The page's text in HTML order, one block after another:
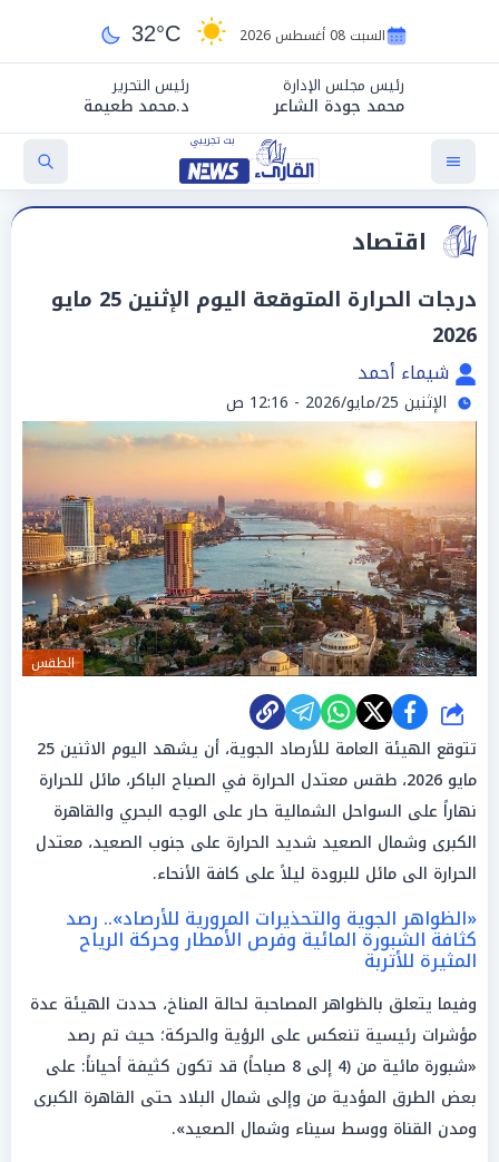
السبت 08 أغسطس 2026 32°C
رئيس مجلس الإدارة
محمد جودة الشاعر
رئيس التحرير
د.محمد طعيمة
اقتصاد
درجات الحرارة المتوقعة اليوم الإثنين 25 مايو
2026
شيماء أحمد
الإثنين 25/مايو/2026 - 12:16 ص
الطقس
شارك
تتوقع الهيئة العامة للأرصاد الجوية، أن يشهد اليوم الاثنين 25
مايو 2026، طقس معتدل الحرارة في الصباح الباكر، مائل للحرارة
نهاراً على السواحل الشمالية حار على الوجه البحري والقاهرة
الكبرى وشمال الصعيد شديد الحرارة على جنوب الصعيد، معتدل
الحرارة الى مائل للبرودة ليلاً على كافة الأنحاء.
«الظواهر الجوية والتحذيرات المرورية للأرصاد».. رصد
كثافة الشبورة المائية وفرص الأمطار وحركة الرياح
المثيرة للأتربة
وفيما يتعلق بالظواهر المصاحبة لحالة المناخ، حددت الهيئة عدة
مؤشرات رئيسية تنعكس على الرؤية والحركة؛ حيث تم رصد
«شبورة مائية من (4 إلى 8 صباحاً) قد تكون كثيفة أحياناً: على
بعض الطرق المؤدية من وإلى شمال البلاد حتى القاهرة الكبرى
ومدن القناة ووسط سيناء وشمال الصعيد».